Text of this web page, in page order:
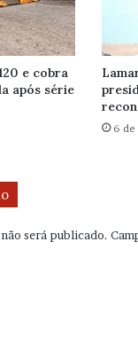
e cobra
após série
6
será publicado.